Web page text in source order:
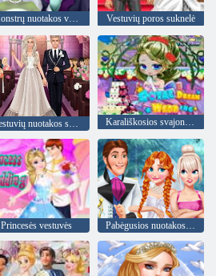
Monstrų nuotakos vestuvių įžadai Vestuvių poros suknelė
Vestuvių nuotakos suknelė Karališkosios svajonių vestuvės
Princesės vestuvės Pabėgusios nuotakos dramos vestuvės